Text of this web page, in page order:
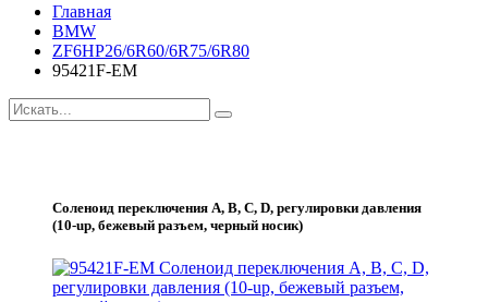
Главная
BMW
ZF6HP26/6R60/6R75/6R80
95421F-EM
Соленоид переключения A, B, C, D, регулировки давления
(10-up, бежевый разъем, черный носик)